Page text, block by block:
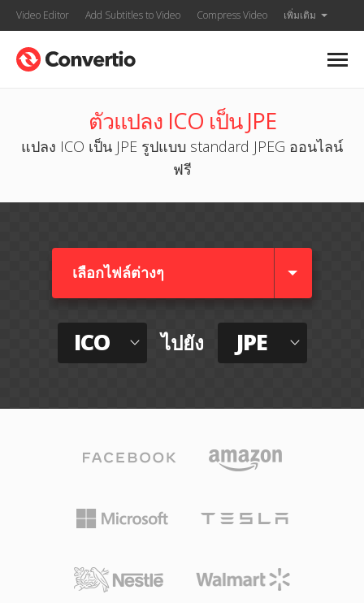
Video Editor Add Subtitles to Video Compress Video เพิ่มเติม
ตัวแปลง ICO เป็น JPE
แปลง ICO เป็น JPE รูปแบบ standard JPEG ออนไลน์
ฟรี
เลือกไฟล์ต่างๆ​
ICO ไปยัง JPE